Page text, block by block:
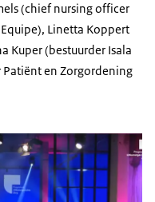
(chief nursing officer
Linetta Koppert
Kuper (bestuurder Isala
Patiënt en Zorgordening
de beweging